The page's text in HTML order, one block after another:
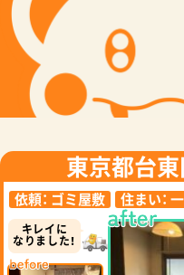
東京都台
依頼： ゴミ屋敷 住まい：
キレイに
なりました！